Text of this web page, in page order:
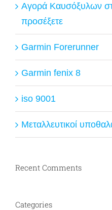
Αγορά Καυσόξυλων
προσέξετε
Garmin Forerunner
Garmin fenix 8
iso 9001
Μεταλλευτικοί
Recent Comments
Categories